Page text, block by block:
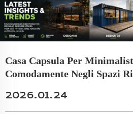
Casa Capsula Per
Comodamente Negli Spazi
2026.01.24